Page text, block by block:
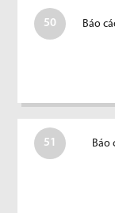
50 Báo
51 Báo